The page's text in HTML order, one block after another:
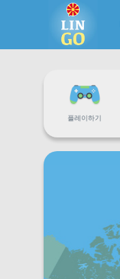
플레이하기